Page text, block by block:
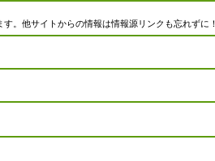
。他サイトからの情報は情報源リンクも忘れずに！